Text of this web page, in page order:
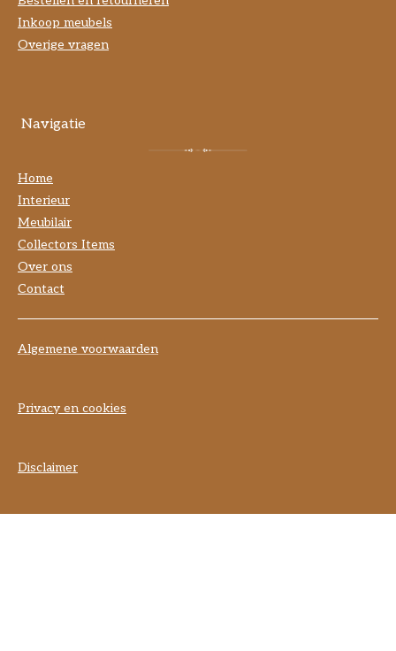
Inkoop meubels
Overige vragen
Navigatie
Home
Interieur
Meubilair
Collectors Items
Over ons
Contact
Algemene voorwaarden
Privacy en cookies
Disclaimer